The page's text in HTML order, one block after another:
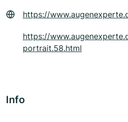
https://
https://
portrait.58.html
Info